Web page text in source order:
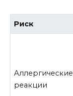
Риск
Аллергические
реакции